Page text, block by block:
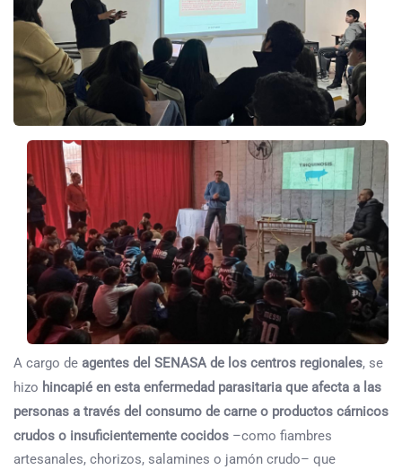
A cargo de agentes del SENASA de los centros regionales, se
hizo hincapié en esta enfermedad parasitaria que afecta a las
personas a través del consumo de carne o productos cárnicos
crudos o insuficientemente cocidos –como fiambres
artesanales, chorizos, salamines o jamón crudo– que